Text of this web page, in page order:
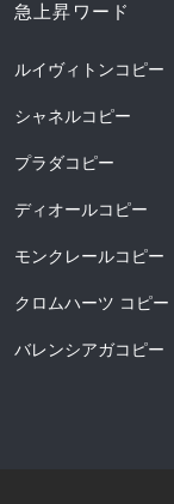
急上昇ワード
ルイヴィトンコピー
シャネルコピー
プラダコピー
ディオールコピー
モンクレールコピー
クロムハーツ コピー
バレンシアガコピー